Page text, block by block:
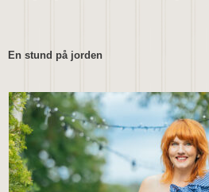
En stund på jorden